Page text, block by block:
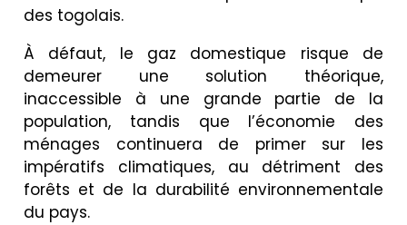
des togolais.
À défaut, le gaz domestique risque de
demeurer une solution théorique,
inaccessible à une grande partie de la
population, tandis que l’économie des
ménages continuera de primer sur les
impératifs climatiques, au détriment des
forêts et de la durabilité environnementale
du pays.